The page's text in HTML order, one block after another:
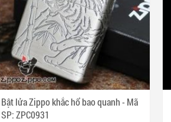
Bật lửa Zippo khắc hổ bao quanh - Mã
SP: ZPC0931